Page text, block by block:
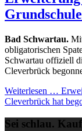
Bad Schwartau.
obligatorischen
Schwartau offiziell
Cleverbrück
Weiterlesen …
Cleverbrück hat
Sei schlau.